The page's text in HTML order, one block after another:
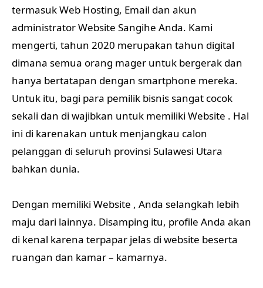
termasuk Web Hosting, Email dan akun
administrator Website Sangihe Anda. Kami
mengerti, tahun 2020 merupakan tahun digital
dimana semua orang mager untuk bergerak dan
hanya bertatapan dengan smartphone mereka.
Untuk itu, bagi para pemilik bisnis sangat cocok
sekali dan di wajibkan untuk memiliki Website . Hal
ini di karenakan untuk menjangkau calon
pelanggan di seluruh provinsi Sulawesi Utara
bahkan dunia.
Dengan memiliki Website , Anda selangkah lebih
maju dari lainnya. Disamping itu, profile Anda akan
di kenal karena terpapar jelas di website beserta
ruangan dan kamar – kamarnya.